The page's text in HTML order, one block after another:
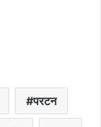
परटन